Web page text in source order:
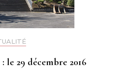
le 29 décembre 2016